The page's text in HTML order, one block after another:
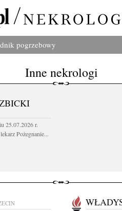
pogrzebowy
Inne nekrologi
25.07.2026 r.
Pożegnanie...